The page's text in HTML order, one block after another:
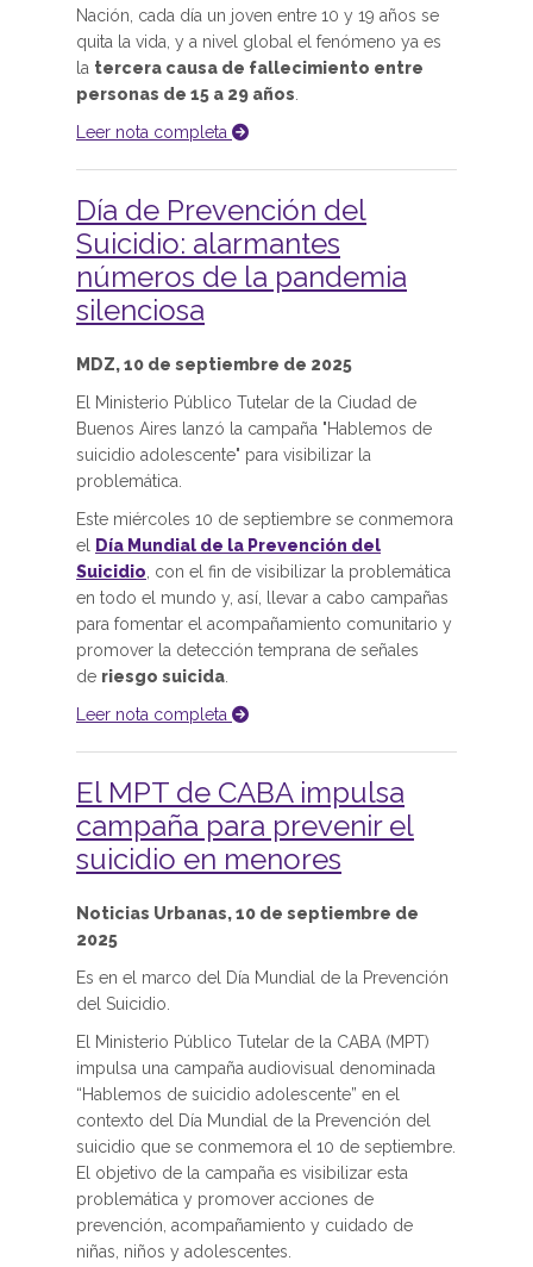
Nación, cada día un joven entre 10 y 19 años se
quita la vida, y a nivel global el fenómeno ya es
la tercera causa de fallecimiento entre
personas de 15 a 29 años
Leer nota completa
Día de Prevención del
Suicidio: alarmantes
números de la pandemia
silenciosa
MDZ, 10 de septiembre de 2025
El Ministerio Público Tutelar de la Ciudad de
Buenos Aires lanzó la campaña "Hablemos de
suicidio adolescente" para visibilizar la
problemática.
Este miércoles 10 de septiembre se conmemora
el
Día Mundial de la Prevención del
Suicidio , con el fin de visibilizar la problemática
en todo el mundo y, así, llevar a cabo campañas
para fomentar el acompañamiento comunitario y
promover la detección temprana de señales
de riesgo suicida
Leer nota completa
El MPT de CABA impulsa
campaña para prevenir el
suicidio en menores
Noticias Urbanas, 10 de septiembre de
2025
Es en el marco del Día Mundial de la Prevención
del Suicidio.
El Ministerio Público Tutelar de la CABA (MPT)
impulsa una campaña audiovisual denominada
“Hablemos de suicidio adolescente” en el
contexto del Día Mundial de la Prevención del
suicidio que se conmemora el 10 de septiembre.
El objetivo de la campaña es visibilizar esta
problemática y promover acciones de
prevención, acompañamiento y cuidado de
niñas, niños y adolescentes.